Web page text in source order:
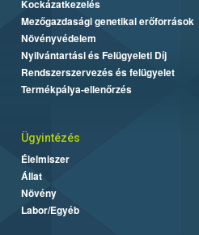
Kockázatkezelés
Mezőgazdasági genetikai erőforrások
Növényvédelem
Nyilvántartási és Felügyeleti Díj
Rendszerszervezés és felügyelet
Termékpálya-ellenőrzés
Ügyintézés
Élelmiszer
Állat
Növény
Labor/Egyéb